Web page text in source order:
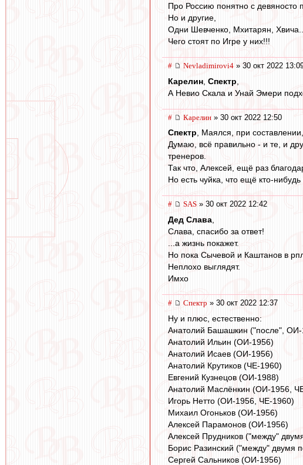
Про Россию понятно с девяносто
Но и другие,
Одни Шевченко, Мхитарян, Хвича....
Чего стоят по Игре у них!!!
# Nevladimirovi4 » 30 окт 2022
Карелин Спектр
А Невио Скала и Унай Эмери
# Карелин » 30 окт 2022 12:50
Спектр, Маялся, при
Думаю, всё правильно - и те, и
тренеров.
Так что, Алексей, ещё раз
Но есть чуйка, что ещё кто-
# SAS » 30 окт 2022 12:42
Дед Слава
Слава, спасибо за ответ!
...а жизнь покажет.
Но пока Сычевой и Каштанов в
Неплохо выглядят.
Имхо
# Спектр » 30 окт 2022 12:37
Ну и плюс, естественно:
Анатолий Башашкин ("после", ОИ-
Анатолий Ильин (ОИ-1956)
Анатолий Исаев (ОИ-1956)
Анатолий Крутиков (ЧЕ-1960)
Евгений Кузнецов (ОИ-1988)
Анатолий Маслёнкин (ОИ-1956,
Игорь Нетто (ОИ-1956, ЧЕ-1960)
Михаил Огоньков (ОИ-1956)
Алексей Парамонов (ОИ-1956)
Алексей Прудников ("между"
Борис Разинский ("между" двумя
Сергей Сальников (ОИ-1956)